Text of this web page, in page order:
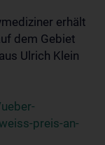
erhält
dem Gebiet
Ulrich Klein
preis-an-